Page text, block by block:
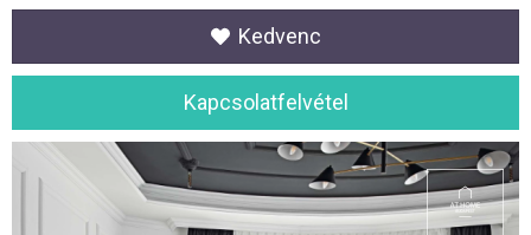
Kedvenc
Kapcsolatfelvétel